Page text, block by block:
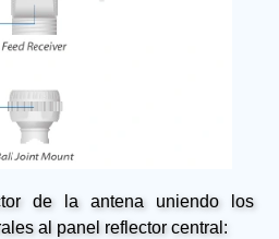
de la antena uniendo los
al panel reflector central: